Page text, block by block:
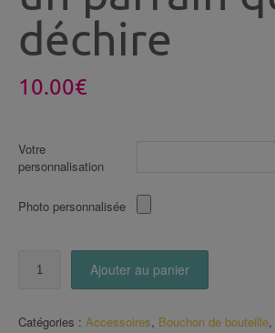
déchire
10.00€
Votre
personnalisation
Photo personnalisée
suis
Ajouter au panier
Catégories : Accessoires, Bouchon de bouteille,